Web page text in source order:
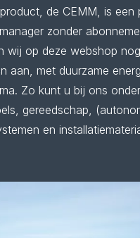
de CEMM, is een
zonder
wij op deze webshop
aan, met duurzame
Zo kunt u bij ons
gereedschap,
en